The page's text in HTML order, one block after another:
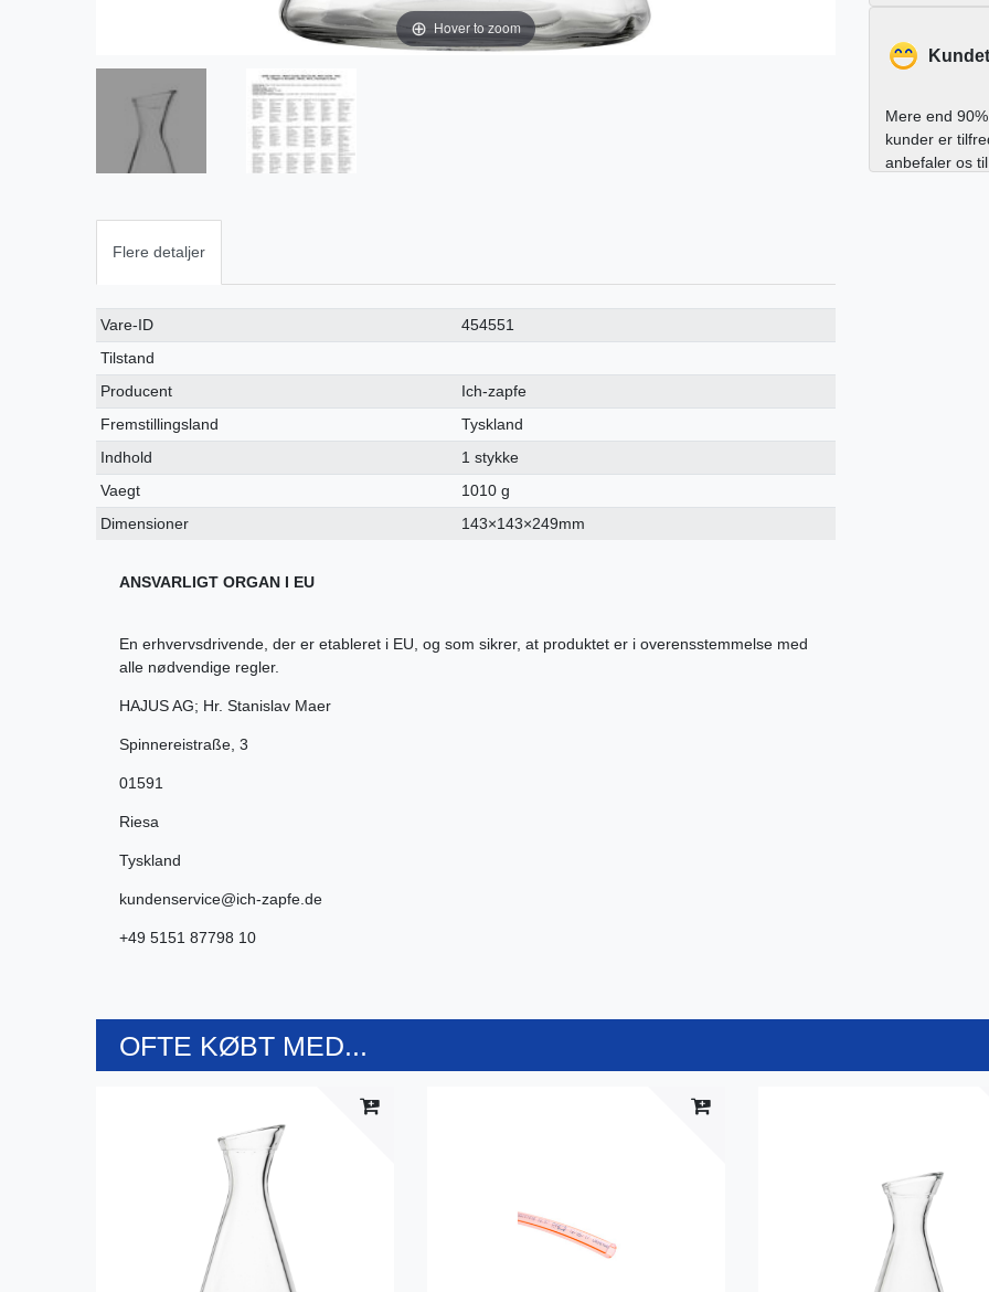
Hover to zoom
Flere detaljer
Ceres::Template.singleItemTechnicalDataAttribute
Ceres::Template.singleItemTechnicalDataValue
Vare-ID
454551
Tilstand
Producent
Ich-zapfe
Fremstillingsland
Tyskland
Indhold
1 stykke
Vaegt
1010 g
Dimensioner
143×143×249mm
ANSVARLIGT ORGAN I EU
En erhvervsdrivende, der er etableret i EU, og som sikrer, at produktet er i overensstemmelse med
alle nødvendige regler.
HAJUS AG; Hr. Stanislav Maer
Spinnereistraße 3
01591
Riesa
Tyskland
kundenservice@ich-zapfe.de
+49 5151 87798 10
Mere end
kunder er
anbefaler os til
OFTE KØBT MED...